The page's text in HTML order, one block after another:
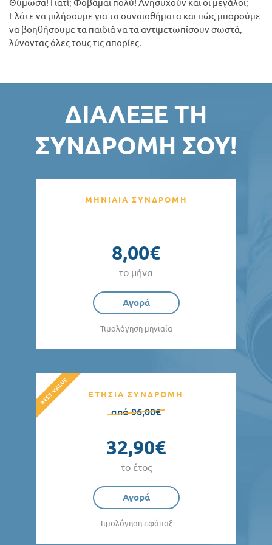
Θύμωσα! Γιατί; Φοβάμαι πολύ! Ανησυχούν και οι μεγάλοι;
Ελάτε να μιλήσουμε για τα συναισθήματα και πώς μπορούμε
να βοηθήσουμε τα παιδιά να τα αντιμετωπίσουν σωστά,
λύνοντας όλες τους τις απορίες.
ΔΙΆΛΕΞΕ ΤΗ
ΣΥΝΔΡΟΜΉ ΣΟΥ!
ΜΗΝΙΑΙΑ ΣΥΝΔΡΟΜΗ
8,00€
το μήνα
Αγορά
Τιμολόγηση μηνιαία
ΕΤΗΣΙΑ ΣΥΝΔΡΟΜΗ
από 96,00€
32,90€
το έτος
Αγορά
Τιμολόγηση εφάπαξ